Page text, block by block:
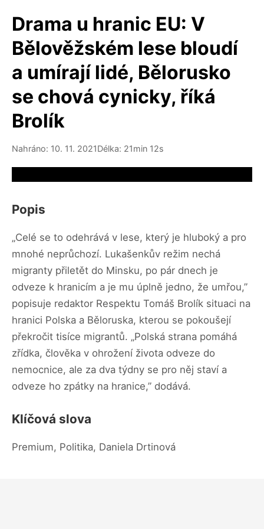
Drama u hranic EU: V
Bělověžském lese bloudí
a umírají lidé, Bělorusko
se chová cynicky, říká
Brolík
Nahráno: 10. 11. 2021Délka: 21min 12s
Popis
„Celé se to odehrává v lese, který je hluboký a pro
mnohé neprůchozí. Lukašenkův režim nechá
migranty přiletět do Minsku, po pár dnech je
odveze k hranicím a je mu úplně jedno, že umřou,”
popisuje redaktor Respektu Tomáš Brolík situaci na
hranici Polska a Běloruska, kterou se pokoušejí
překročit tisíce migrantů. „Polská strana pomáhá
zřídka, člověka v ohrožení života odveze do
nemocnice, ale za dva týdny se pro něj staví a
odveze ho zpátky na hranice,” dodává.
Klíčová slova
Premium, Politika, Daniela Drtinová